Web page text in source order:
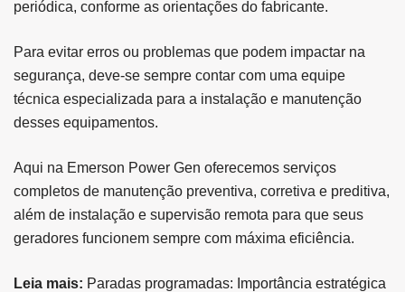
periódica, conforme as orientações do fabricante.
Para evitar erros ou problemas que podem impactar na
segurança, deve-se sempre contar com uma equipe
técnica especializada para a instalação e manutenção
desses equipamentos.
Aqui na Emerson Power Gen oferecemos serviços
completos de manutenção preventiva, corretiva e preditiva,
além de instalação e supervisão remota para que seus
geradores funcionem sempre com máxima eficiência.
Leia mais: Paradas programadas: Importância estratégica